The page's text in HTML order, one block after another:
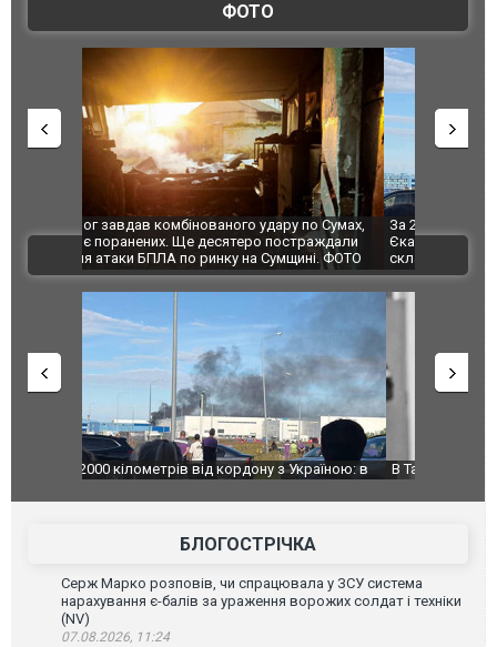
ФОТО
За 2000 кілометрів від кордону з Україною: в
Єкатеринбурзі після атаки дронів загорівся
склад Wildberries. ФОТО. ВІДЕО
"Мої
ВІДЕО
В Таїланді футболіст загинув від удару
постраждали. ВІДЕО
БЛОГОСТРІЧКА
Серж Марко розповів, чи спрацювала у ЗСУ система
нарахування є-балів за ураження ворожих солдат і техніки
(NV)
07.08.2026, 11:24